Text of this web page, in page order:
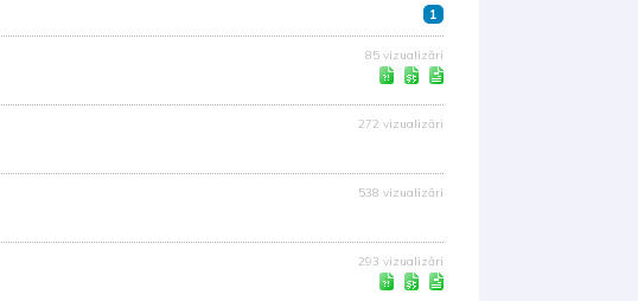
1
85 vizualizări
272 vizualizări
538 vizualizări
293 vizualizări